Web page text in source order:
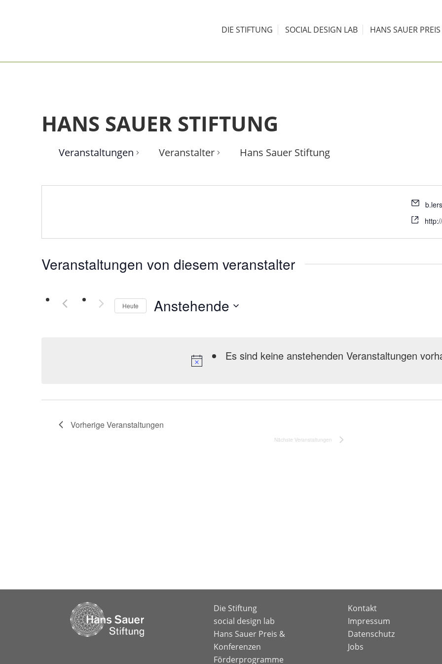
DIE STIFTUNG SOCIAL DESIGN LAB HANS SAUER
Es sind keine anstehenden Veranstaltungen
HANS SAUER STIFTUNG
Veranstaltungen Veranstalter Hans Sauer Stiftung
Veranstaltungen von diesem veranstalter
Heute Anstehende
VorherigeVeranstaltungen
Nächste Veranstaltungen
Die Stiftung
social design lab
Hans Sauer Preis &
Konferenzen
Förderprogramme
Kontakt
Impressum
Datenschutz
Jobs